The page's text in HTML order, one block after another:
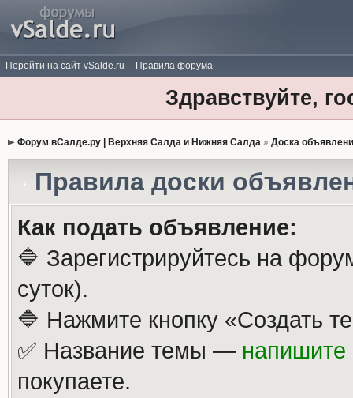
Перейти на сайт vSalde.ru Правила форума
Здравствуйте,
Форум вСалде.ру | Верхняя Салда и Нижняя Салда» Доска
Правила доски
Как подать объявление:
🔷 Зарегистрируйтесь на
суток).
🔷 Нажмите кнопку «Создать
✅ Название темы — напишите
покупаете.